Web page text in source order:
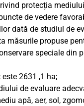
protecția
de vedere
dată de studiul de
măsurile propuse
speciale din
2631 ,1 ha;
de evaluare
apă, aer, sol,